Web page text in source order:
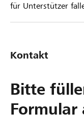
für Unterstützer
Kontakt
Bitte
Formular